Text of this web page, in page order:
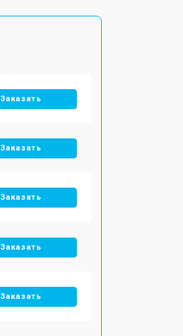
Заказать
Заказать
Заказать
Заказать
Заказать